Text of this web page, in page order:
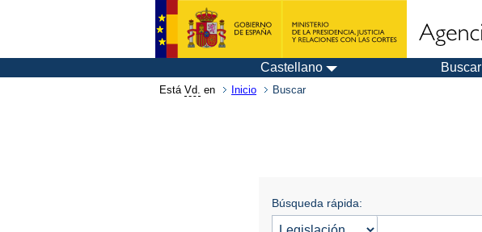
Castellano Buscar
Está Vd. en Inicio Buscar
Búsqueda rápida: